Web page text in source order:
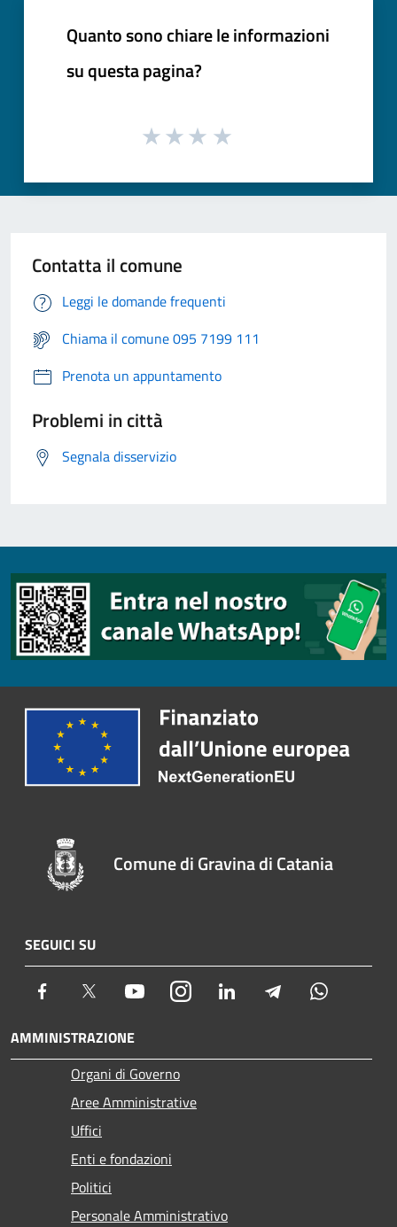
Quanto sono chiare le informazioni
su questa pagina?
Contatta il comune
Leggi le domande frequenti
Chiama il comune 095 7199 111
Prenota un appuntamento
Problemi in città
Segnala disservizio
Comune di Gravina di Catania
SEGUICI SU
Facebook Twitter YoutubeInstagram LinkedIn Telegram
AMMINISTRAZIONE
Organi di Governo
Aree Amministrative
Uffici
Enti e fondazioni
Politici
Personale Amministrativo